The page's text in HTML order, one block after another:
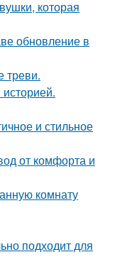
которая
обновление в
треви.
и стильное
от комфорта и
комнату
подходит для